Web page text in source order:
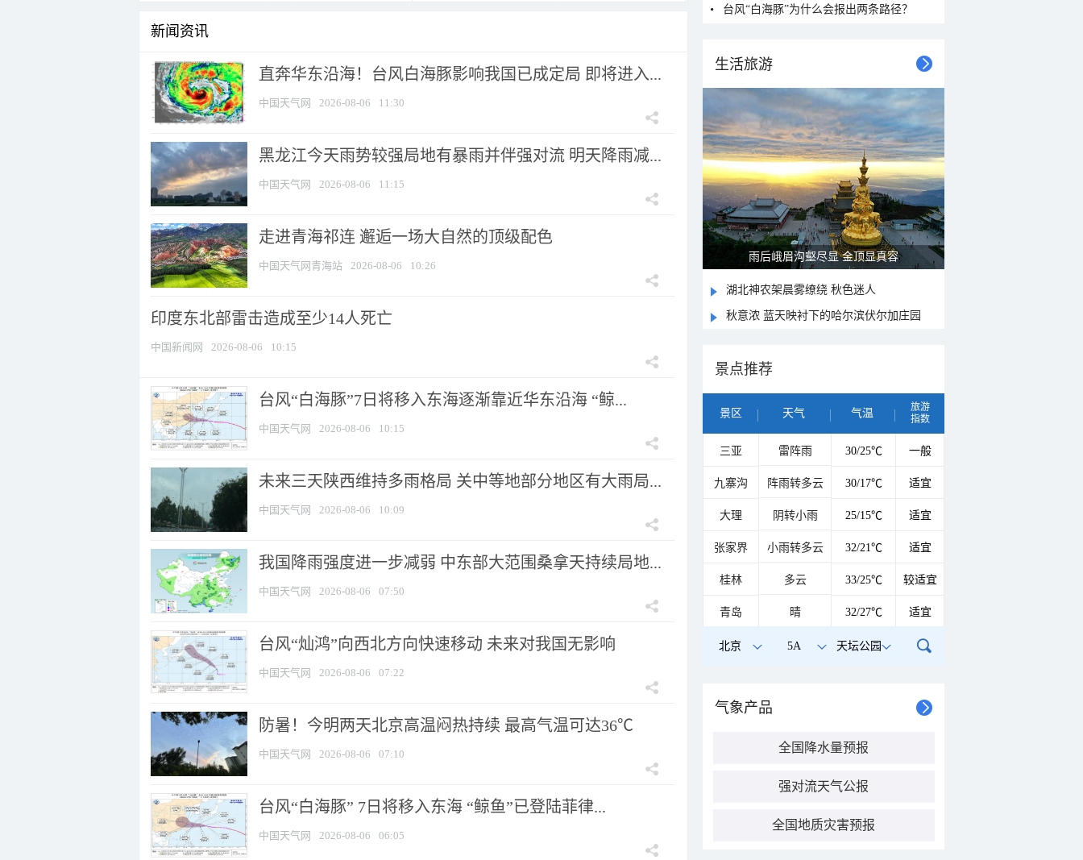
新闻资讯
直奔华东沿海！台风白海豚影响我国已成定局 即将进入...
中国天气网 2026-08-06 11:30
黑龙江今天雨势较强局地有暴雨并伴强对流 明天降雨减...
中国天气网 2026-08-06 11:15
走进青海祁连 邂逅一场大自然的顶级配色
中国天气网青海站 2026-08-06 10:26
印度东北部雷击造成至少14人死亡
中国新闻网 2026-08-06 10:15
台风“白海豚”7日将移入东海逐渐靠近华东沿海 “鲸...
中国天气网 2026-08-06 10:15
未来三天陕西维持多雨格局 关中等地部分地区有大雨局...
中国天气网 2026-08-06 10:09
我国降雨强度进一步减弱 中东部大范围桑拿天持续局地...
中国天气网 2026-08-06 07:50
台风“灿鸿”向西北方向快速移动 未来对我国无影响
中国天气网 2026-08-06 07:22
防暑！今明两天北京高温闷热持续 最高气温可达36℃
中国天气网 2026-08-06 07:10
台风“白海豚” 7日将移入东海 “鲸鱼”已登陆菲律...
中国天气网 2026-08-06 06:05
台风“白海豚”为什么会报出两条路径？
生活旅游
雨后峨眉沟壑尽显 金顶显真容
湖北神农架晨雾缭绕 秋色迷人
秋意浓 蓝天映衬下的哈尔滨伏尔加庄园
景点推荐
景区 天气 气温
旅游
指数
三亚 雷阵雨 30/25℃ 一般
九寨沟 阵雨转多云 30/17℃ 适宜
大理 阴转小雨 25/15℃ 适宜
张家界 小雨转多云 32/21℃ 适宜
桂林 多云 33/25℃ 较适宜
青岛 晴 32/27℃ 适宜
北京 5A 天坛公园
气象产品
全国降水量预报
强对流天气公报
全国地质灾害预报